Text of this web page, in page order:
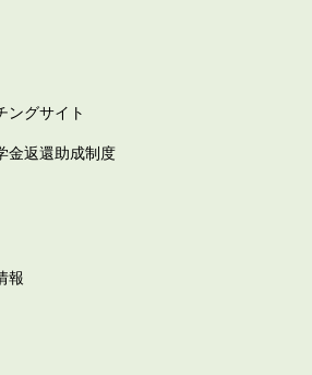
ングサイト
金返還助成制度
報